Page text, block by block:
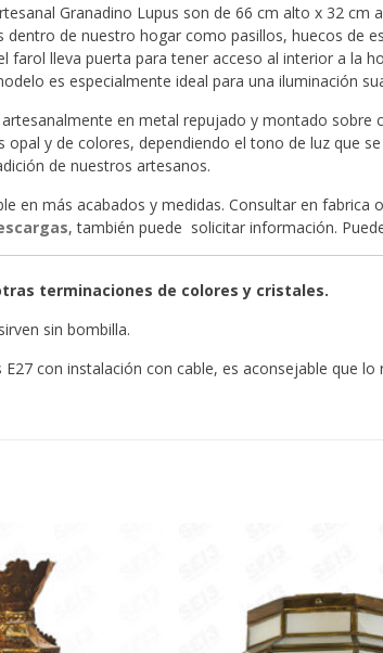
Granadino Lupus son de 66 cm alto x 32
dentro de nuestro hogar como pasillos, huecos de
farol lleva puerta para tener acceso al interior a la
es especialmente ideal para una iluminación
en metal repujado y montado
opal y de colores, dependiendo el tono de luz que
de nuestros artesanos.
en más acabados y medidas. Consultar en
, también puede solicitar información.
terminaciones de colores y cristales.
sin bombilla.
con instalación con cable, es aconsejable que lo